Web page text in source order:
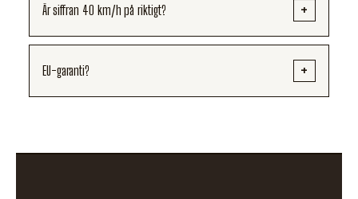
Är siffran 40 km/h på riktigt?
EU-garanti?